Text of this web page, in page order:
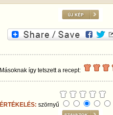
Másoknak így tetszett a recept:
ÉRTÉKELÉS: szörnyű